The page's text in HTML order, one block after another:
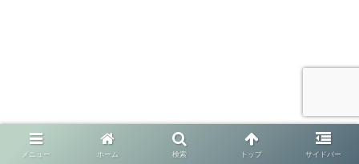
メニュー ホーム 検索 トップ サイドバー